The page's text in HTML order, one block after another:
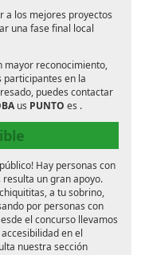
a los mejores proyectos
una fase final local
mayor reconocimiento,
participantes en la
puedes contactar
us PUNTO es .
Hay personas con
un gran apoyo.
a tu sobrino,
por personas con
el concurso llevamos
en el
nuestra sección